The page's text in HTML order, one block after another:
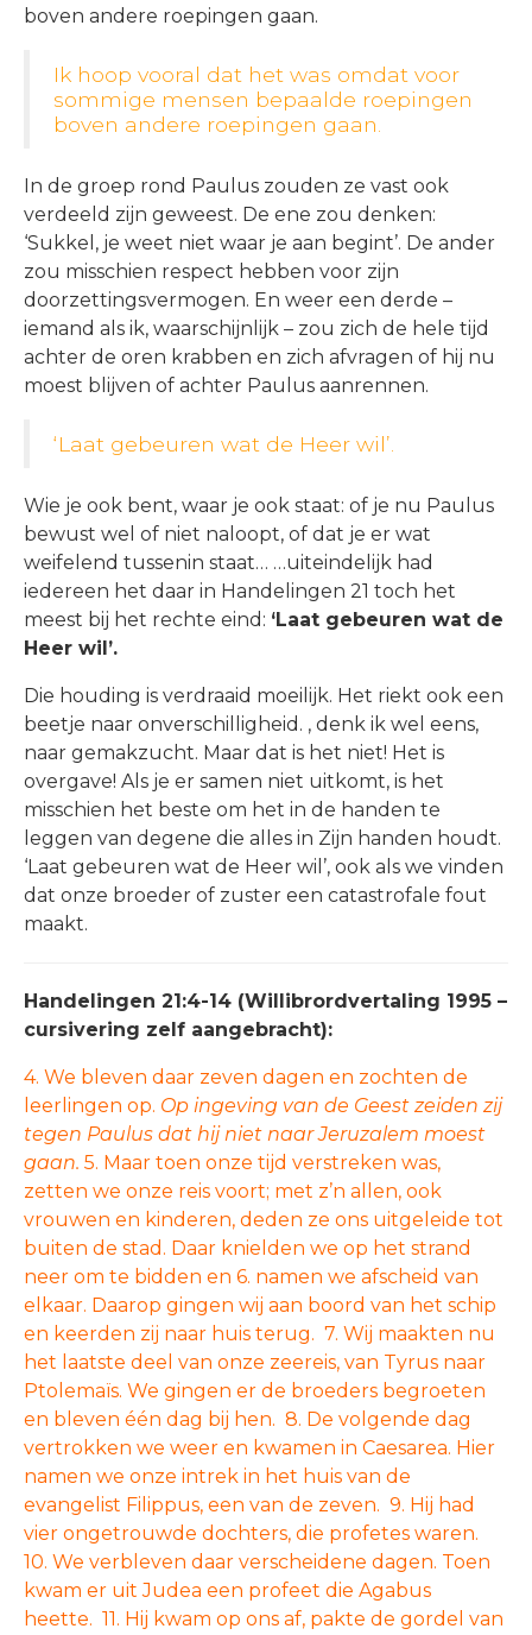
boven andere roepingen gaan.
Ik hoop vooral dat het was omdat voor
sommige mensen bepaalde roepingen
boven andere roepingen gaan.
In de groep rond Paulus zouden ze vast ook
verdeeld zijn geweest. De ene zou denken:
‘Sukkel, je weet niet waar je aan begint’. De ander
zou misschien respect hebben voor zijn
doorzettingsvermogen. En weer een derde –
iemand als ik, waarschijnlijk – zou zich de hele tijd
achter de oren krabben en zich afvragen of hij nu
moest blijven of achter Paulus aanrennen.
‘Laat gebeuren wat de Heer wil’.
Wie je ook bent, waar je ook staat: of je nu Paulus
bewust wel of niet naloopt, of dat je er wat
weifelend tussenin staat… …uiteindelijk had
iedereen het daar in Handelingen 21 toch het
meest bij het rechte eind: ‘Laat gebeuren wat de
Heer wil’.
Die houding is verdraaid moeilijk. Het riekt ook een
beetje naar onverschilligheid. , denk ik wel eens,
naar gemakzucht. Maar dat is het niet! Het is
overgave! Als je er samen niet uitkomt, is het
misschien het beste om het in de handen te
leggen van degene die alles in Zijn handen houdt.
‘Laat gebeuren wat de Heer wil’, ook als we vinden
dat onze broeder of zuster een catastrofale fout
maakt.
Handelingen 21:4-14 (Willibrordvertaling 1995 –
cursivering zelf aangebracht):
4. We bleven daar zeven dagen en zochten de
leerlingen op. Op ingeving van de Geest zeiden zij
tegen Paulus dat hij niet naar Jeruzalem moest
gaan. 5. Maar toen onze tijd verstreken was,
zetten we onze reis voort; met z’n allen, ook
vrouwen en kinderen, deden ze ons uitgeleide tot
buiten de stad. Daar knielden we op het strand
neer om te bidden en 6. namen we afscheid van
elkaar. Daarop gingen wij aan boord van het schip
en keerden zij naar huis terug. 7. Wij maakten nu
het laatste deel van onze zeereis, van Tyrus naar
Ptolemaïs. We gingen er de broeders begroeten
en bleven één dag bij hen. 8. De volgende dag
vertrokken we weer en kwamen in Caesarea. Hier
namen we onze intrek in het huis van de
evangelist Filippus, een van de zeven. 9. Hij had
vier ongetrouwde dochters, die profetes waren.
10. We verbleven daar verscheidene dagen. Toen
kwam er uit Judea een profeet die Agabus
heette. 11. Hij kwam op ons af, pakte de gordel van